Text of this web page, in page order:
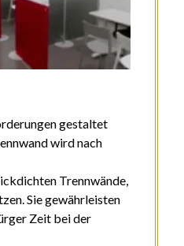
gestaltet
wird nach
Trennwände,
Sie gewährleisten
Zeit bei der